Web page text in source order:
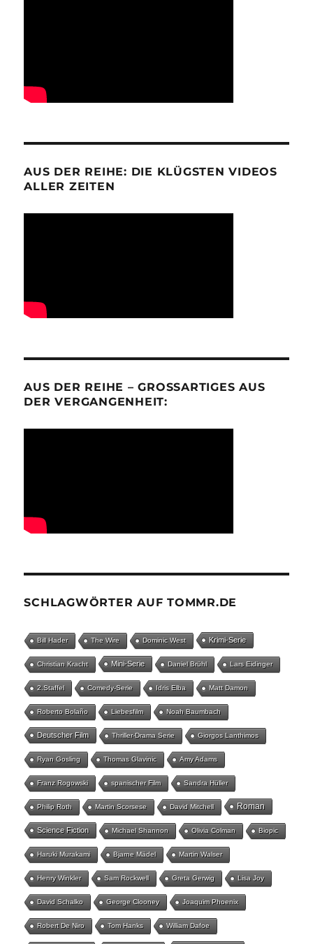
AUS DER REIHE: DIE KLÜGSTEN VIDEOS
ALLER ZEITEN
AUS DER REIHE – GROSSARTIGES AUS D
ER VERGANGENHEIT:
SCHLAGWÖRTER AUF TOMMR.DE
Bill Hader The Wire Dominic West Krimi-Serie
Christian Kracht Mini-Serie Daniel Brühl Lars Eidinger
2.Staffel Comedy-Serie Idris Elba Matt Damon
Roberto Bolaño Liebesfilm Noah Baumbach
Deutscher Film Thriller-Drama Serie Giorgos Lanthimos
Ryan Gosling Thomas Glavinic Amy Adams
Franz Rogowski spanischer Film Sandra Hüller
Philip Roth Martin Scorsese David Mitchell Roman
Science Fiction Michael Shannon Olivia Colman Biopic
Haruki Murakami Bjarne Mädel Martin Walser
Henry Winkler Sam Rockwell Greta Gerwig Lisa Joy
David Schalko George Clooney Joaquim Phoenix
Robert De Niro Tom Hanks William Dafoe